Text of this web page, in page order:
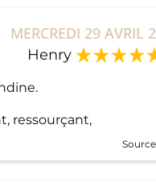
MERCREDI 29 AVRIL
Henry
ressourçant,